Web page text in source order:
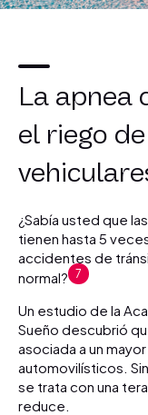
La apnea
el riego
¿Sabía usted que
tienen hasta 5
accidentes de
normal? 7
Un estudio de la
Sueño descubrió
asociada a un
automovilísticos.
se trata con una
reduce.